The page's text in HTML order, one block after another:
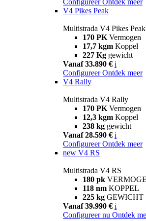
V4 Pikes Peak
Multistrada V4 Pikes Peak
170 PK Vermogen
17,7 kgm Koppel
227 Kg gewicht
Vanaf 33.890 € i
Configureer Ontdek meer
V4 Rally
Multistrada V4 Rally
170 PK Vermogen
12,3 kgm Koppel
238 kg gewicht
Vanaf 28.590 € i
Configureer Ontdek meer
new V4 RS
Multistrada V4 RS
180 pk
118 nm KOPPEL
225 kg GEWICHT
Vanaf 39.990 € i
Configureer nu Ontdek